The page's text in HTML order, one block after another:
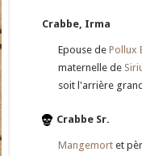
Crabbe, Irma
Epouse dePollux
maternelle de
soit l'arrière
Crabbe Sr.
Mangemort et